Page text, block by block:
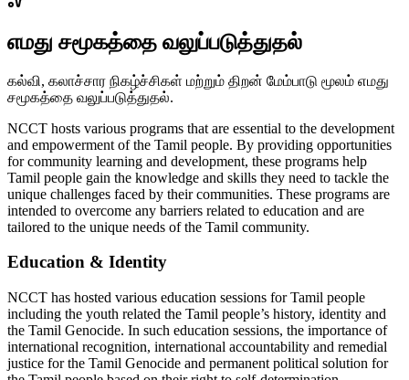
எமது சமூகத்தை வலுப்படுத்துதல்
கல்வி, கலாச்சார நிகழ்ச்சிகள் மற்றும் திறன் மேம்பாடு மூலம் எமது
சமூகத்தை வலுப்படுத்துதல்.
NCCT hosts various programs that are essential to the development
and empowerment of the Tamil people. By providing opportunities
for community learning and development, these programs help
Tamil people gain the knowledge and skills they need to tackle the
unique challenges faced by their communities. These programs are
intended to overcome any barriers related to education and are
tailored to the unique needs of the Tamil community.
Education & Identity
NCCT has hosted various education sessions for Tamil people
including the youth related the Tamil people’s history, identity and
the Tamil Genocide. In such education sessions, the importance of
international recognition, international accountability and remedial
justice for the Tamil Genocide and permanent political solution for